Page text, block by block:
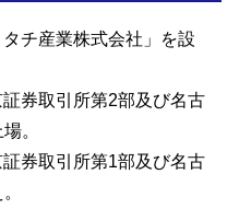
チ産業株式会社」を設
券取引所第2部及び名古
。
券取引所第1部及び名古